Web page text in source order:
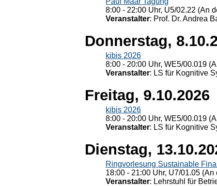
8:00 - 22:00 Uhr, U5/02.22 (An
Veranstalter: Prof. Dr. Andrea
Donnerstag,
kibis 2026
8:00 - 20:00 Uhr, WE5/00.019
Veranstalter: LS für Kognitive
Freitag, 9.10.2026
kibis 2026
8:00 - 20:00 Uhr, WE5/00.019
Veranstalter: LS für Kognitive
Dienstag,
Ringvorlesung Sustainable
18:00 - 21:00 Uhr, U7/01.05
Veranstalter: Lehrstuhl für